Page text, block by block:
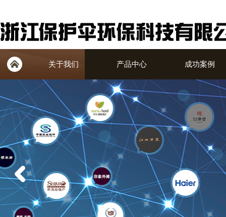
关于我们 产品中心 成功案例